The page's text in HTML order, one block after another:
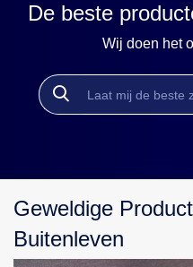
De beste
Wij doen het
Geweldige
Buitenleven